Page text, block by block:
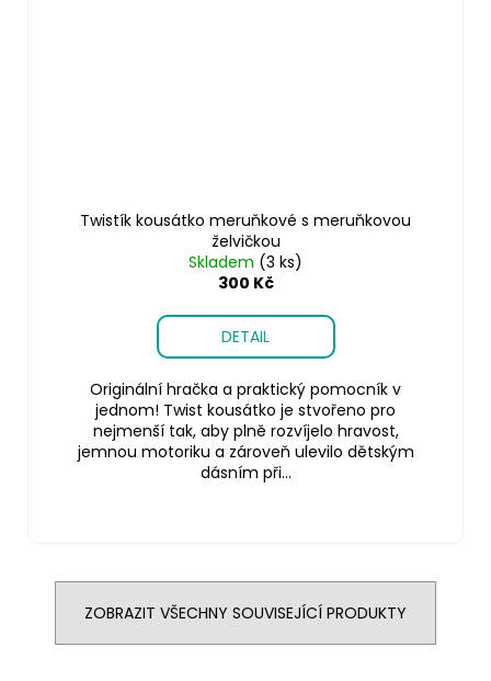
Twistík kousátko meruňkové s meruňkovou
želvičkou
Skladem (3 ks)
300 Kč
DETAIL
Originální hračka a praktický pomocník v
jednom! Twist kousátko je stvořeno pro
nejmenší tak, aby plně rozvíjelo hravost,
jemnou motoriku a zároveň ulevilo dětským
dásním při...
ZOBRAZIT VŠECHNY SOUVISEJÍCÍ PRODUKTY